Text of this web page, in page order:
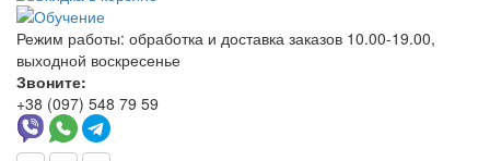
Режим работы: обработка и доставка заказов 10.00-19.00,
выходной воскресенье
Звоните:
+38 (097) 548 79 59